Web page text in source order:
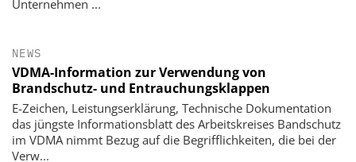
Unternehmen ...
NEWS
VDMA-Information zur Verwendung von
Brandschutz- und Entrauchungsklappen
E-Zeichen, Leistungserklärung, Technische Dokumentation
das jüngste Informationsblatt des Arbeitskreises Bandschutz
im VDMA nimmt Bezug auf die Begrifflichkeiten, die bei der
Verw...